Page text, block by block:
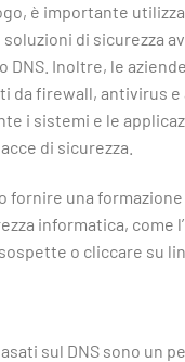
è importante
di sicurezza
DNS. Inoltre, le
da firewall, antivirus
i sistemi e le
di sicurezza.
fornire una
informatica, come
o cliccare su
sul DNS sono un